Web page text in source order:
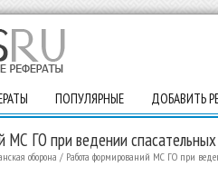
ПОПУЛЯРНЫЕ ДОБАВИТЬ
МС ГО при ведении
оборона / Работа формирований МС ГО при